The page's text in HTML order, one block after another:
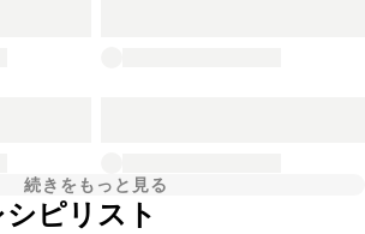
続きをもっと見る
ピリスト